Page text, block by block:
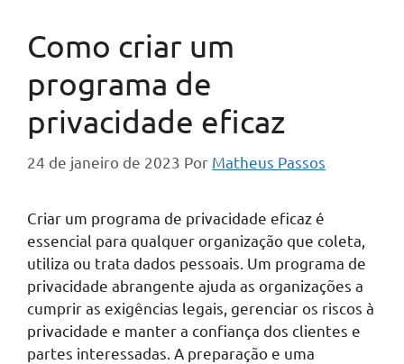
Como criar um
programa de
privacidade eficaz
24 de janeiro de 2023 Por Matheus Passos
Criar um programa de privacidade eficaz é
essencial para qualquer organização que coleta,
utiliza ou trata dados pessoais. Um programa de
privacidade abrangente ajuda as organizações a
cumprir as exigências legais, gerenciar os riscos à
privacidade e manter a confiança dos clientes e
partes interessadas. A preparação e uma